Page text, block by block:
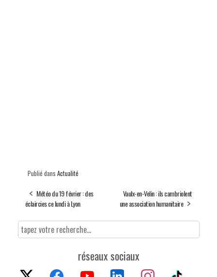
Publié dans Actualité
Météo du 19 février : des
éclaircies ce lundi à Lyon
Vaulx-en-Velin : ils cambriolent
une association humanitaire
réseaux sociaux